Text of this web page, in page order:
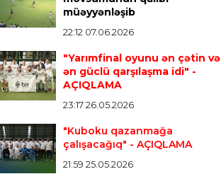
23:18 06.08.2026
tarixinin ən bahalı transferini
P.L. 23:14 06.08.2026
Pato İngiltərə klubunun
olacaq
müəyyənləşib
22:12 07.06.2026
"Yarımfinal oyunu ən çətin və
ən güclü qarşılaşma idi" -
AÇIQLAMA
23:17 26.05.2026
"Kuboku qazanmağa
çalışacağıq" - AÇIQLAMA
21:59 25.05.2026